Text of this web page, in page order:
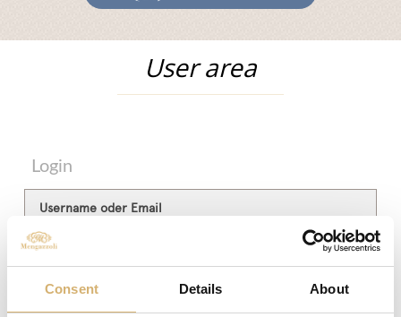
Consent Details About
System und Qualität
Messen und Veranstaltungen
Kundenservice
Mengazzoli LIVE
User area
Login
Username oder Email
Passwort